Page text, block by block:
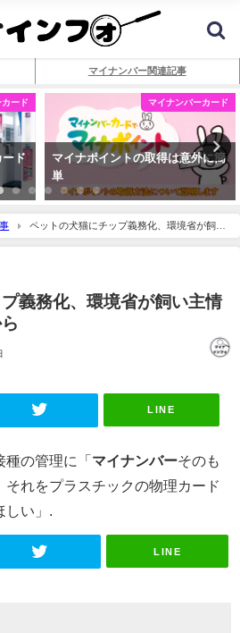
マイナンバー関連記事
ード
ド
マイナンバーカード
マイナポイントの取得は意外に簡
単
ペットの犬猫にチップ義務化、環境省が飼い
義務化、環境省が飼い主情
LINE
の管理に「 マイナンバーそのも
れをプラスチックの物理カード
い」.
LINE